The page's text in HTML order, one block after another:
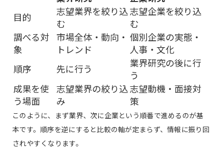
目的
志望業界を絞り込
む
志望企業を絞り込
む
調べる対
象
市場全体・動向・
トレンド
個別企業の実態・
人事・文化
順序
先に行う
業界研究の後に行
う
成果を使
う場面
志望業界の絞り込
み
志望動機・面接対
策
このように、まず業界、次に企業という順番で進めるのが基
本です。順序を逆にすると比較の軸が定まらず、情報に振り回
されやすくなります。